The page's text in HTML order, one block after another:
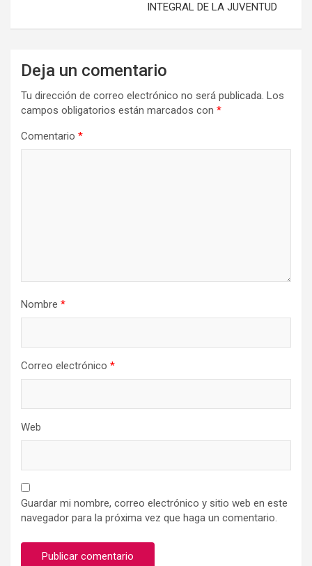
INTEGRAL DE LA JUVENTUD
Deja un comentario
Tu dirección de correo electrónico no será publicada. Los
campos obligatorios están marcados con *
Comentario *
Nombre *
Correo electrónico *
Web
Guardar mi nombre, correo electrónico y sitio web en este
navegador para la próxima vez que haga un comentario.